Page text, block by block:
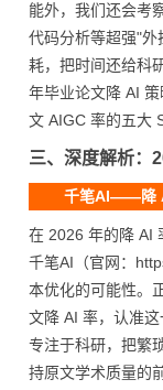
能外，我们还会考
代码分析等超强"外
耗，把时间还给科
年毕业论文降 AI
文 AIGC 率的五大
三、深度解析：
千笔AI——降
在 2026 年的降 AI
千笔AI（官网：
本优化的可能性。
文降 AI 率，认准
专注于科研，把繁
持原文学术质量的